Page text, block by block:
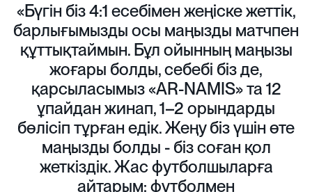
«Бүгін біз 4:1 есебімен жеңіске жеттік,
барлығымызды осы маңызды матчпен
құттықтаймын. Бұл ойынның маңызы
жоғары болды, себебі біз де,
қарсыласымыз «AR-NAMIS» та 12
ұпайдан жинап, 1–2 орындарды
бөлісіп тұрған едік. Жеңу біз үшін өте
маңызды болды - біз соған қол
жеткіздік. Жас футболшыларға
айтарым: футболмен